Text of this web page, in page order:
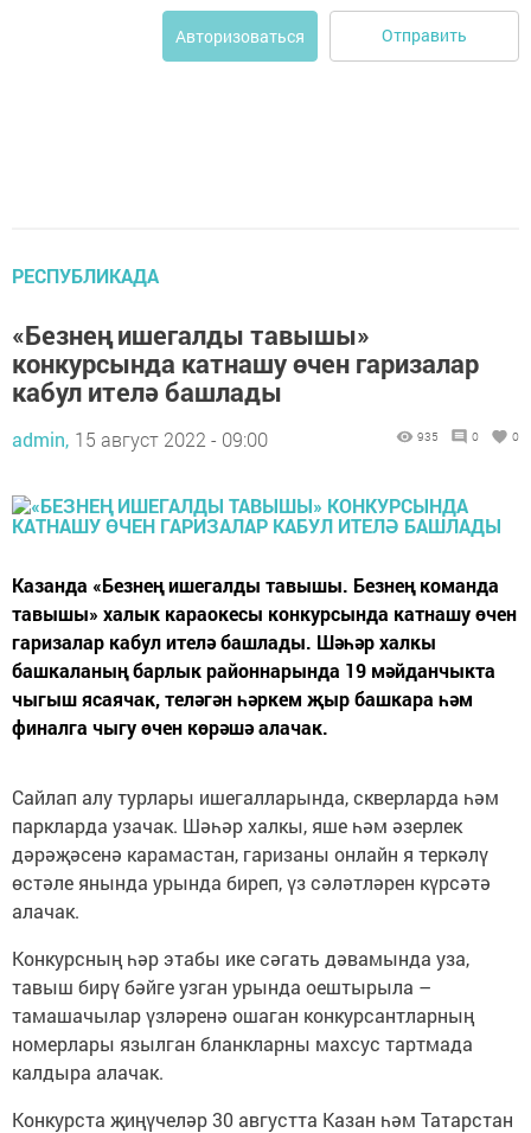
Авторизоваться Отправить
РЕСПУБЛИКАДА
«Безнең ишегалды тавышы»
конкурсында катнашу өчен гаризалар
кабул ителә башлады
admin, 15 август 2022 - 09:00 935 0 0
Казанда «Безнең ишегалды тавышы. Безнең команда
тавышы» халык караокесы конкурсында катнашу өчен
гаризалар кабул ителә башлады. Шәһәр халкы
башкаланың барлык районнарында 19 мәйданчыкта
чыгыш ясаячак, теләгән һәркем җыр башкара һәм
финалга чыгу өчен көрәшә алачак.
Сайлап алу турлары ишегалларында, скверларда һәм
паркларда узачак. Шәһәр халкы, яше һәм әзерлек
дәрәҗәсенә карамастан, гаризаны онлайн я теркәлү
өстәле янында урында биреп, үз сәләтләрен күрсәтә
алачак.
Конкурсның һәр этабы ике сәгать дәвамында уза,
тавыш бирү бәйге узган урында оештырыла –
тамашачылар үзләренә ошаган конкурсантларның
номерлары язылган бланкларны махсус тартмада
калдыра алачак.
Конкурста җиңүчеләр 30 августта Казан һәм Татарстан